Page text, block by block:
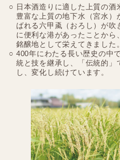
日本酒造りに適した上質の
豊富な上質の地下水（宮水）
ばれる六甲颪（おろし）が吹
に便利な港があったことから
銘醸地として栄えてきました。
400年にわたる長い歴史の中
統と技を継承し、「伝統的」
し、変化し続けています。